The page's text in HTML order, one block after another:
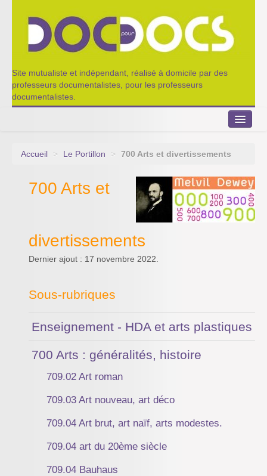
Site mutualiste et indépendant, réalisé à domicile par des
professeurs documentalistes, pour les professeurs
documentalistes.
Agenda 2022-2023
Nos outils de partage
Qui sommes-nous ?
Accueil > Le Portillon > 700 Arts et divertissements
700 Arts et
divertissements
Dernier ajout : 17 novembre 2022.
Sous-rubriques
Enseignement - HDA et arts plastiques
700 Arts : généralités, histoire
709.02 Art roman
709.03 Art nouveau, art déco
709.04 Art brut, art naïf, arts modestes.
709.04 art du 20ème siècle
709.04 Bauhaus